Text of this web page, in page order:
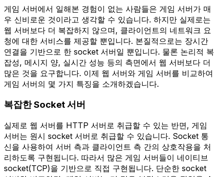
게임 서버에서 일해본 경험이 없는 사람들은 게임 서버가 매
우 신비로운 것이라고 생각할 수 있습니다. 하지만 실제로는
웹 서버보다 더 복잡하지 않으며, 클라이언트의 네트워크 요
청에 대한 서비스를 제공할 뿐입니다. 본질적으로는 장시간
연결을 기반으로 한 socket 서버일 뿐입니다. 물론 논리적 복
잡성, 메시지 양, 실시간 성능 등의 측면에서 웹 서버보다 더
많은 것을 요구합니다. 이제 웹 서버와 게임 서버를 비교하여
게임 서버의 몇 가지 특징을 소개하겠습니다.
복잡한 Socket 서버
실제로 웹 서버를 HTTP 서버로 취급할 수 있는 반면, 게임
서버는 원시 socket 서버로 취급할 수 있습니다. Socket 통
신을 사용하여 서버 측과 클라이언트 측 간의 상호작용을 처
리하도록 구현됩니다. 따라서 많은 게임 서버들이 네이티브
socket(TCP)을 기반으로 직접 구현됩니다. 단순한 socket